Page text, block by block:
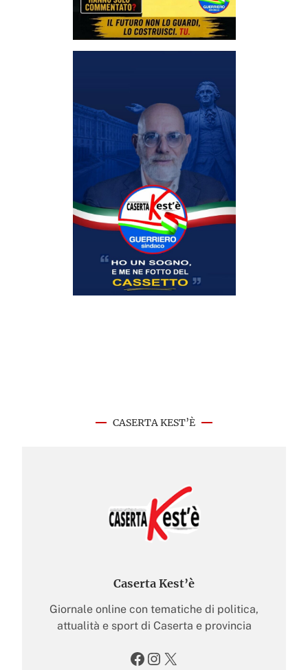
CASERTA KEST’È
Caserta Kest’è
Giornale online con tematiche di politica,
attualità e sport di Caserta e provincia
Facebook Instagram X